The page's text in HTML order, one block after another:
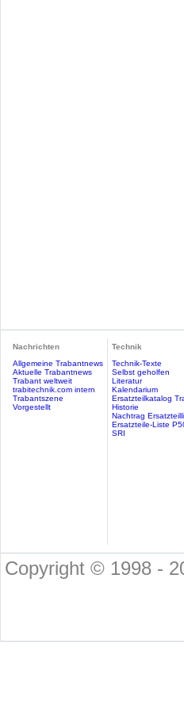
Nachrichten
Allgemeine Trabantnews
Aktuelle Trabantnews
Trabant weltweit
trabitechnik.com intern
Trabantszene
Vorgestellt
Technik
Technik-Texte
Selbst geholfen
Literatur
Kalendarium
Ersatzteilkatalog
Historie
Nachtrag
Ersatzteile-Liste
SRI
Copyright © 1998 -